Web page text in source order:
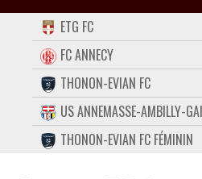
ACCUEIL
FORUM
CONTACT
FACEBOOK
TWITTER
ETG FC
FC ANNECY
THONON-EVIAN FC
US ANNEMASSE-AMBILLY-
THONON-EVIAN FC FÉMININ